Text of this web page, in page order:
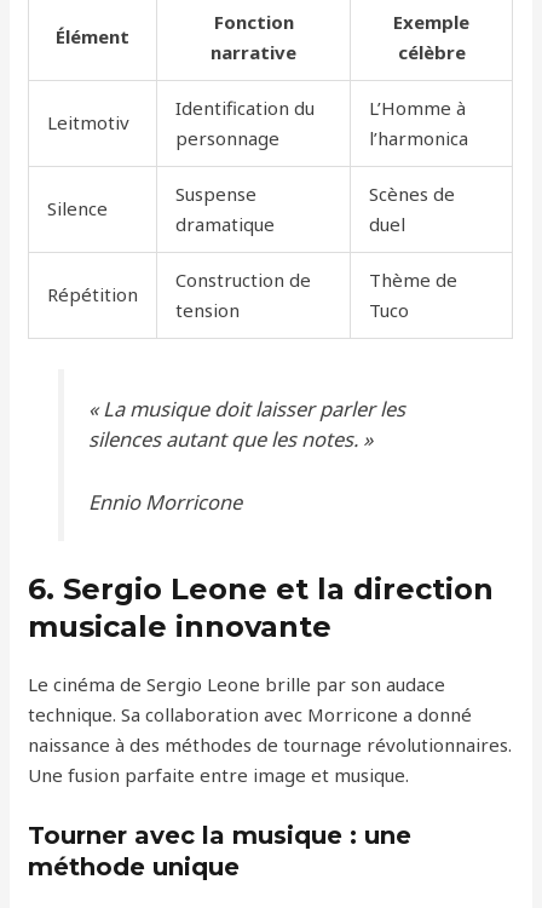
Élément
Fonction
narrative
Exemple
célèbre
Leitmotiv
Identification du
personnage
L’Homme à
l’harmonica
Silence
Suspense
dramatique
Scènes de
duel
Répétition
Construction de
tension
Thème de
Tuco
« La musique doit laisser parler les
silences autant que les notes. »
Ennio Morricone
6. Sergio Leone et la direction
musicale innovante
Le cinéma de Sergio Leone brille par son audace
technique. Sa collaboration avec Morricone a donné
naissance à des méthodes de tournage révolutionnaires.
Une fusion parfaite entre image et musique.
Tourner avec la musique : une
méthode unique